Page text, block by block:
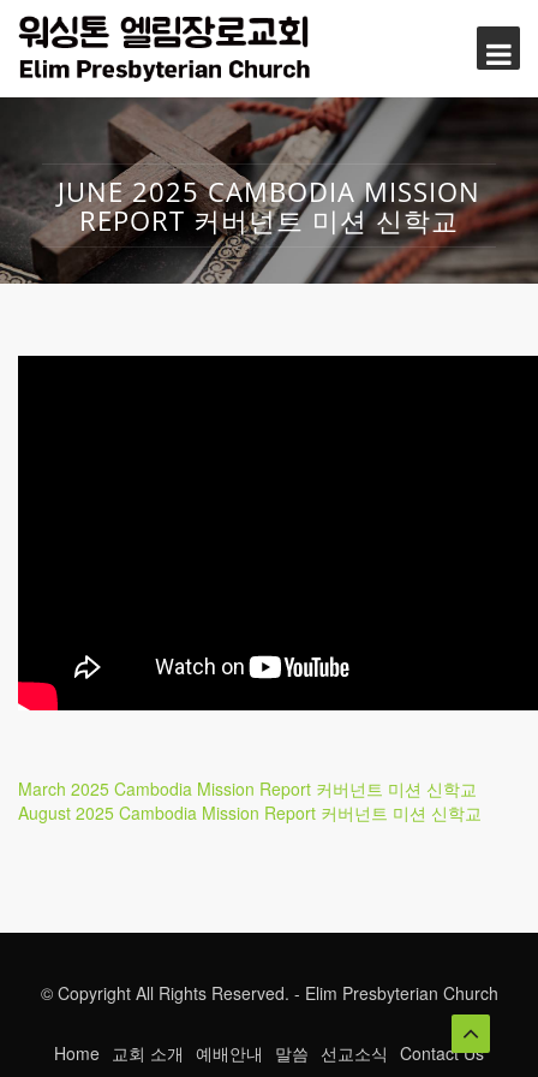
JUNE 2025 CAMBODIA MISSION
REPORT 커버넌트 미션 신학교
Post
navigation
Previous
Post
March 2025 Cambodia Mission Report 커버넌트 미션 신학교
Next
August 2025 Cambodia Mission Report 커버넌트 미션 신학교
© Copyright All Rights Reserved. - Elim Presbyterian Church
Home 교회 소개 예배안내 말씀 선교소식 Contact Us